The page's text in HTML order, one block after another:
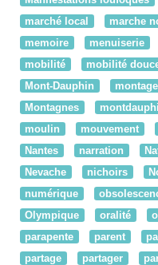
marché local
marche
memoire
menuiserie
mobilité
mobilité
Mont-Dauphin
Montagnes
moulin
mouvement
Nantes
narration
Nevache
nichoirs
numérique
Olympique
oralité
parapente
parent
partage
partager